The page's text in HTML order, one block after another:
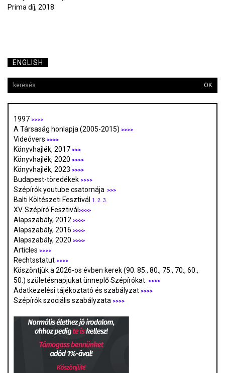
Prima díj, 2018
ENGLISH
OK
1997 >>>>
A Társaság honlapja (2005-2015) >>>>
Videóvers >>>>
Könyvhajlék, 2017 >>>
Könyvhajlék, 2020 >>>>
Könyvhajlék, 2023 >>>>
Budapest-töredékek >>>>
Szépírók youtube csatornája >>>
Balti Költészeti Fesztivál 1. 2. 3.
XV. Szépíró Fesztivál >>>>
Alapszabály, 2012 >>>>
Alapszabály, 2016 >>>>
Alapszabály, 2020 >>>>
Articles >>>>
Rechtsstatut >>>>
Köszöntjük a 2026-os évben kerek (90. 85., 80., 75., 70., 60.,
50.) születésnapjukat ünneplő Szépírókat
>>>>
Adatkezelési tájékoztató és szabályzat >>>>
Szépírók szociális szabályzata >>>>